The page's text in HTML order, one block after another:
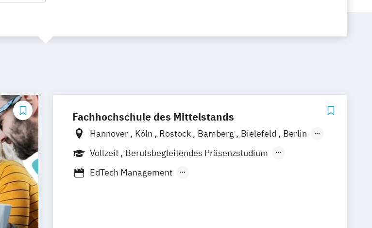
Fachhochschule des Mittelstands
Hannover Köln Rostock Bamberg Bielefeld
Berlin
Düren
Frechen Waldshut
Vollzeit
Berufsbegleitendes Präsenzstudium
Fernstudium
EdTech Management